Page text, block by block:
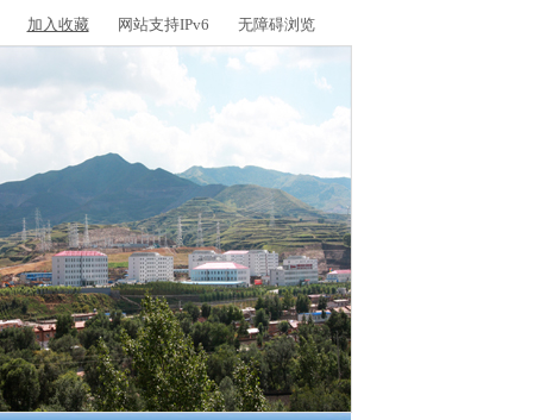
加入收藏 网站支持IPv6 无障碍浏览